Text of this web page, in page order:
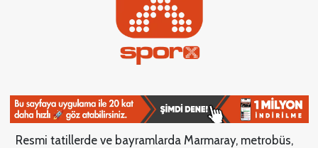
Resmi tatillerde ve bayramlarda Marmaray, metrobüs,